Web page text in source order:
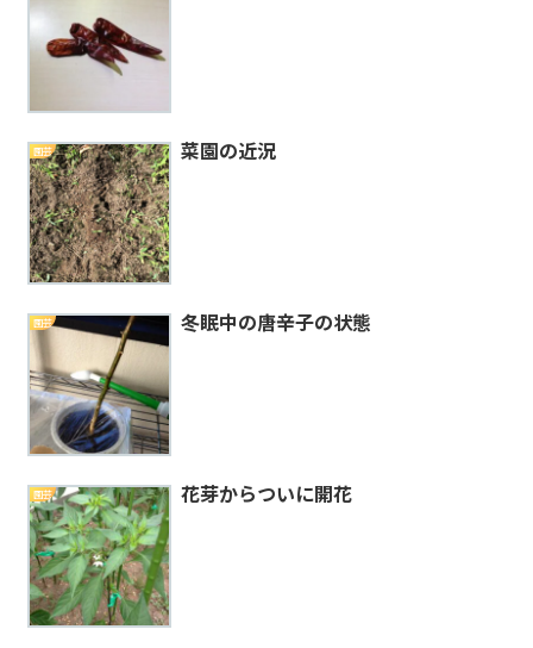
園芸 菜園の近況
園芸 冬眠中の唐辛子の状態
園芸 花芽からついに開花